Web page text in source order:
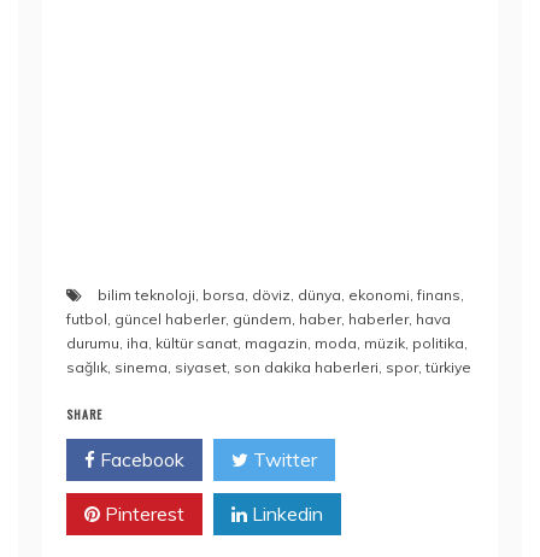
bilim teknoloji, borsa, döviz, dünya, ekonomi,finans,
futbol, güncel haberler, gündem, haber, haberler, hava
durumu, iha, kültür sanat, magazin, moda, müzik, politika,
sağlık, sinema, siyaset, son dakika haberleri, spor,türkiye
SHARE
Facebook Twitter
Pinterest Linkedin